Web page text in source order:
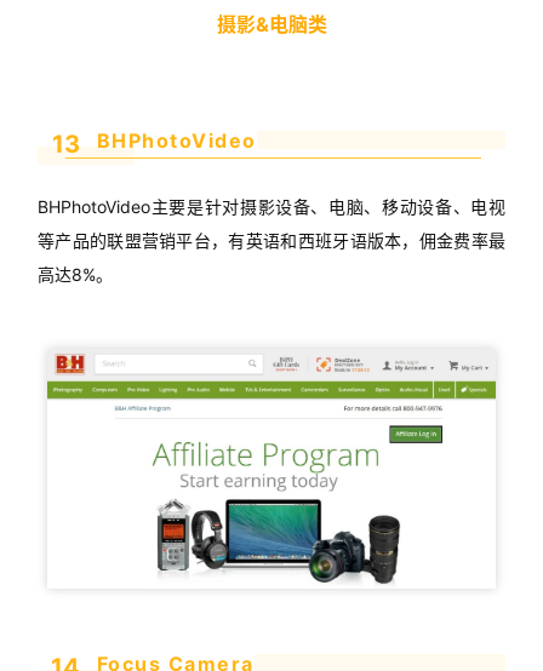
摄影&电脑类
13 BHPhotoVideo
BHPhotoVideo主要是针对摄影设备、电脑、移动设备、电视
等产品的联盟营销平台，有英语和西班牙语版本，佣金费率最
高达8%。
Focus Camera